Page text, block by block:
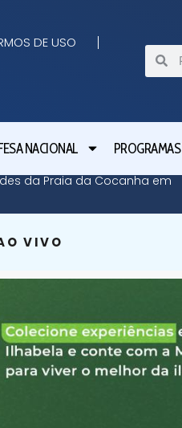
DE USO
NACIONAL PROGRAMAS
da Praia da Cocanha em
VIVO